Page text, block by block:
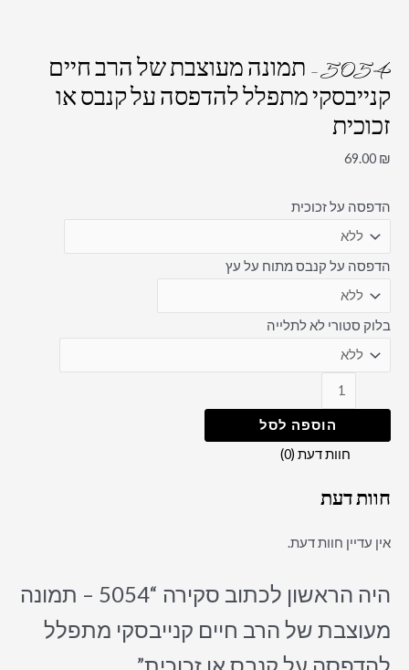
5054 – תמונה מעוצבת של הרב חיים
קנייבסקי מתפלל להדפסה על קנבס או
זכוכית
69.00 ₪
הדפסה על זכוכית
הדפסה על קנבס מתוח על עץ
בלוק סטורי לא לתלייה
הוספה לסל
חוות דעת (0)
חוות דעת
אין עדיין חוות דעת.
היה הראשון לכתוב סקירה “5054 – תמונה
מעוצבת של הרב חיים קנייבסקי מתפלל